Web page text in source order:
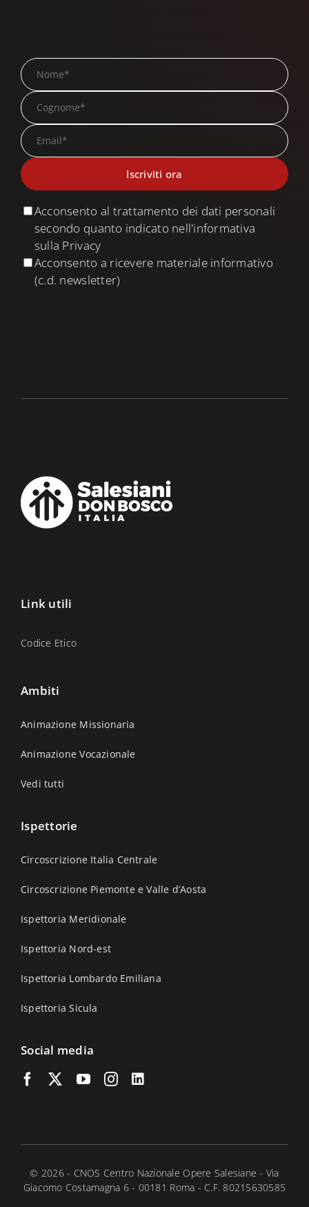
Acconsento al trattamento dei dati personali
secondo quanto indicato nell'informativa
sulla Privacy
Acconsento a ricevere materiale informativo
(c.d. newsletter)
Link utili
Codice Etico
Ambiti
Animazione Missionaria
Animazione Vocazionale
Vedi tutti
Ispettorie
Circoscrizione Italia Centrale
Circoscrizione Piemonte e Valle d’Aosta
Ispettoria Meridionale
Ispettoria Nord-est
Ispettoria Lombardo Emiliana
Ispettoria Sicula
Social media
© 2026 - CNOS Centro Nazionale Opere Salesiane - Via
Giacomo Costamagna 6 - 00181 Roma - C.F. 80215630585